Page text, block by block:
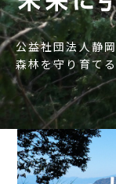
公益社団法人静
森林を守り育て